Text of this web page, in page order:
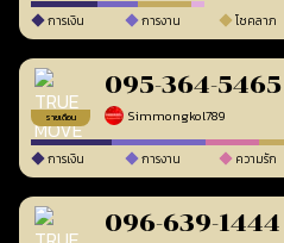
การเงิน การงาน โชคลาภ
รายเดือน
095-364-5465
Simmongkol789
การเงิน การงาน ความรัก
096-639-1444